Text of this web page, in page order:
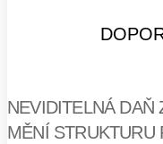
NEVIDITELNÁ DAŇ
MĚNÍ STRUKTURU